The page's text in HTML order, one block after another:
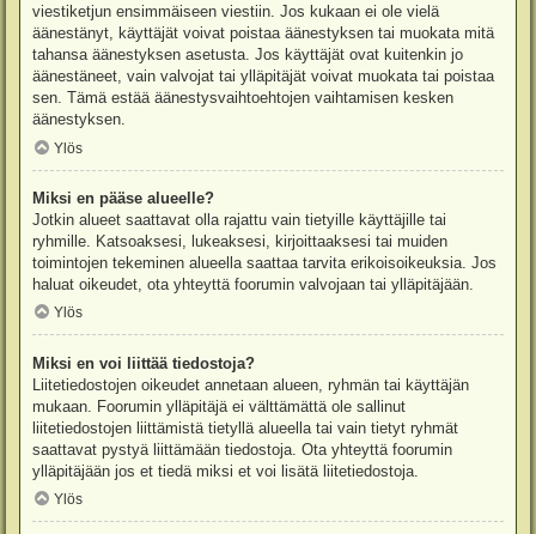
viestiketjun ensimmäiseen viestiin. Jos kukaan ei ole vielä
äänestänyt, käyttäjät voivat poistaa äänestyksen tai muokata mitä
tahansa äänestyksen asetusta. Jos käyttäjät ovat kuitenkin jo
äänestäneet, vain valvojat tai ylläpitäjät voivat muokata tai poistaa
sen. Tämä estää äänestysvaihtoehtojen vaihtamisen kesken
äänestyksen.
Ylös
Miksi en pääse alueelle?
Jotkin alueet saattavat olla rajattu vain tietyille käyttäjille tai
ryhmille. Katsoaksesi, lukeaksesi, kirjoittaaksesi tai muiden
toimintojen tekeminen alueella saattaa tarvita erikoisoikeuksia. Jos
haluat oikeudet, ota yhteyttä foorumin valvojaan tai ylläpitäjään.
Ylös
Miksi en voi liittää tiedostoja?
Liitetiedostojen oikeudet annetaan alueen, ryhmän tai käyttäjän
mukaan. Foorumin ylläpitäjä ei välttämättä ole sallinut
liitetiedostojen liittämistä tietyllä alueella tai vain tietyt ryhmät
saattavat pystyä liittämään tiedostoja. Ota yhteyttä foorumin
ylläpitäjään jos et tiedä miksi et voi lisätä liitetiedostoja.
Ylös